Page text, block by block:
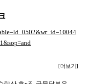
[더보기]